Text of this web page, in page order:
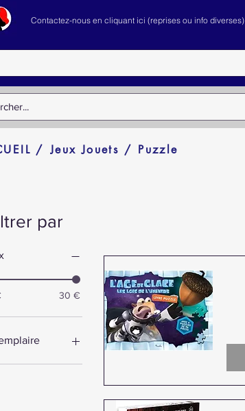
Contactez-nous en cliquant ici (reprises ou info diverses)
/ Jeux Jouets / Puzzle
par
30 €
1